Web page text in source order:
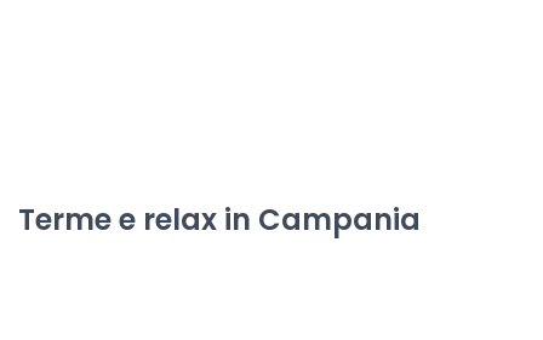
Terme e relax in Campania